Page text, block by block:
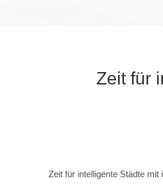
Zeit für
Zeit für intelligente Städte